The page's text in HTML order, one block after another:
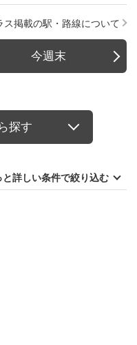
ス掲載の駅・路線について
今週末
探す
と詳しい条件で絞り込む